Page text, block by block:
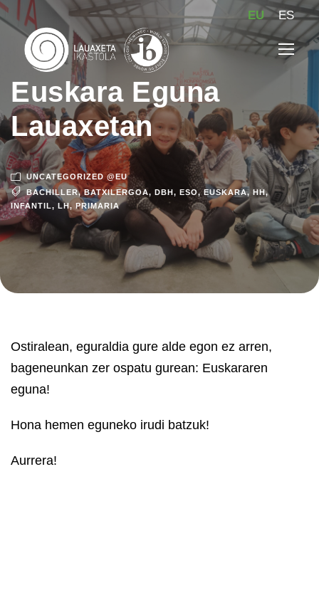
EU ES
Euskara Eguna
Lauaxetan
UNCATEGORIZED @EU
BACHILLER, BATXILERGOA, DBH, ESO, EUSKARA, HH,
INFANTIL, LH, PRIMARIA
Ostiralean, eguraldia gure alde egon ez arren,
bageneunkan zer ospatu gurean: Euskararen
eguna!
Hona hemen eguneko irudi batzuk!
Aurrera!